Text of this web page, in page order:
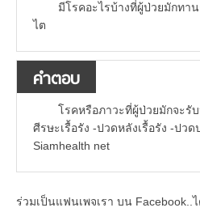
มีโรคอะไรบ้างที่ผู้ป่วยมักทา
ไต
คำตอบ
โรคหรือภาวะที่ผู้ป่วยมักจะรั
ศีรษะเรื้อรัง -ปวดหลังเรื้อรัง -ปว
Siamhealth net
ร่วมเป็นแฟนเพจเรา บน Facebook..